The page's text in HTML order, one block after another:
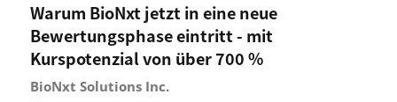
Warum BioNxt jetzt in eine neue
Bewertungsphase eintritt - mit
Kurspotenzial von über 700 %
BioNxt Solutions Inc.